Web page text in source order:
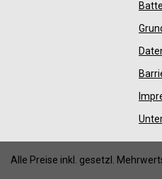
Alle Preise inkl. gesetzl.